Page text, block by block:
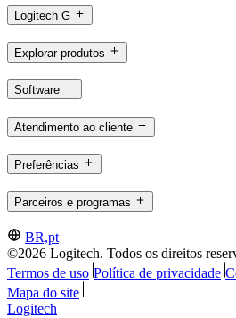
Logitech G
Explorar produtos
Software
Atendimento ao cliente
Preferências
Parceiros e programas
BR,pt
©2026 Logitech. Todos os direitos
Termos de uso Política de privacidade
Mapa do site
Logitech